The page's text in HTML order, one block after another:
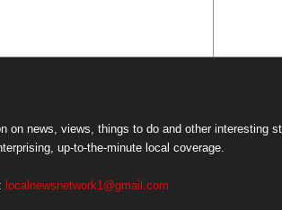
on news, views, things to do and other interesting
up-to-the-minute local coverage.
localnewsnetwork1@gmail.com